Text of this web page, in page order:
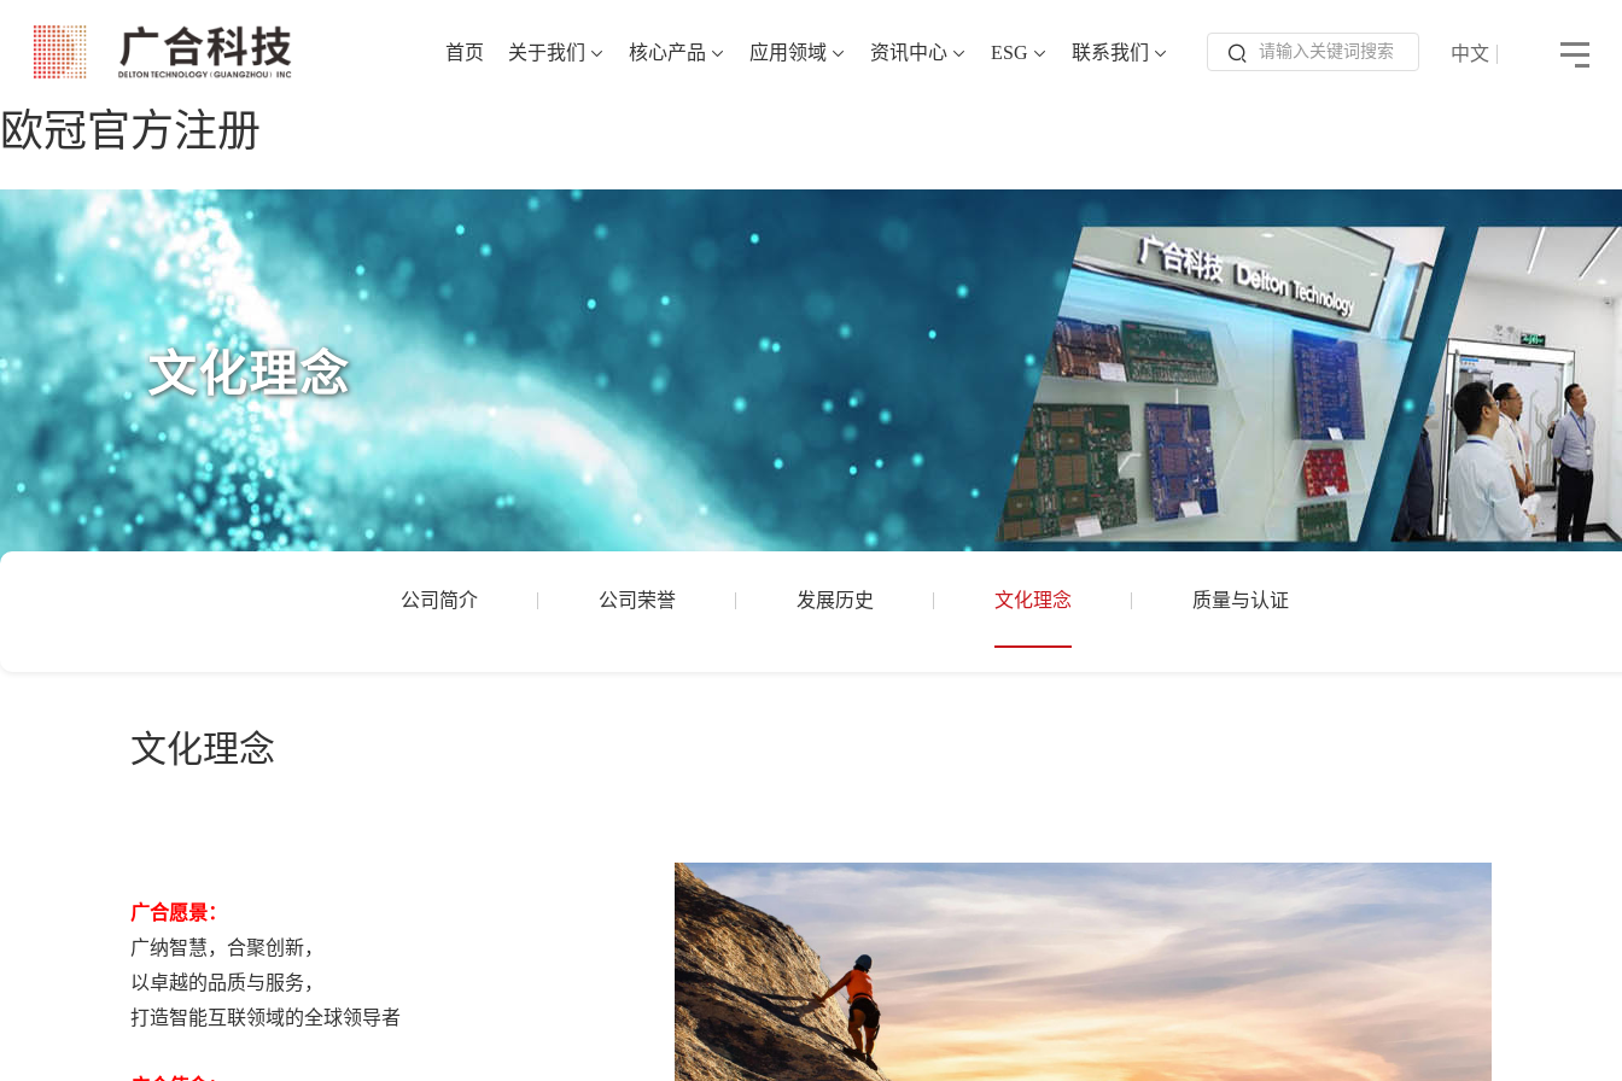
欧冠官方注册
首页 关于我们 核心产品 应用领域 资讯中心 ESG 联系我们 中文
文化理念
公司简介 公司荣誉 发展历史 文化理念 质量与认证
文化理念
广合愿景：
广纳智慧，合聚创新，
以卓越的品质与服务，
打造智能互联领域的全球领导者